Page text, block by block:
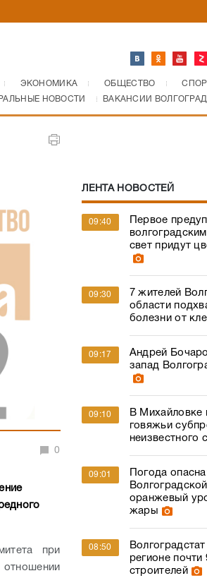
ЭКОНОМИКА ОБЩЕСТВО
НОВОСТИ ВАКАНСИИ
0
при
отношении
ЛЕНТА НОВОСТЕЙ
09:40
Первое
свет придут
09:30
7 жителей
области
болезни от
09:17
Андрей
запад
09:10
В Михайловке
говяжьи
неизвестного
09:01
Погода
оранжевый
жары
08:50
регионе почти
строителей